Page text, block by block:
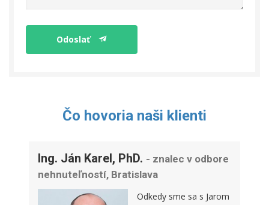
Odoslať
Čo hovoria naši klienti
Ing. Ján Karel, PhD. - znalec v odbore
nehnuteľností, Bratislava
Odkedy sme sa s Jarom